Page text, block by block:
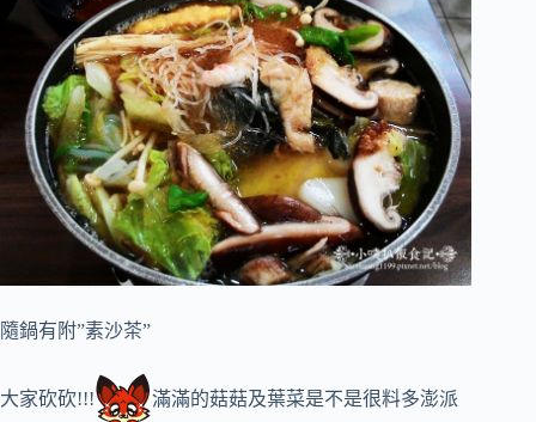
隨鍋有附”素沙茶”
大家砍砍!!! 滿滿的菇菇及葉菜是不是很料多澎派